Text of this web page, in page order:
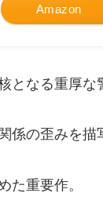
Amazon
となる重厚な
係の歪みを描
た重要作。